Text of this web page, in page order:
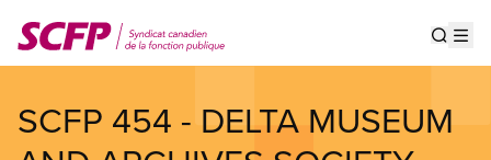
au
contenu
SCFP 454 - DELTA MUSEUM